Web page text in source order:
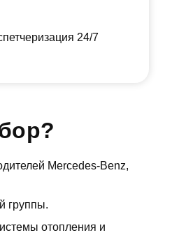
24/7
Mercedes-Benz,
группы.
отопления и